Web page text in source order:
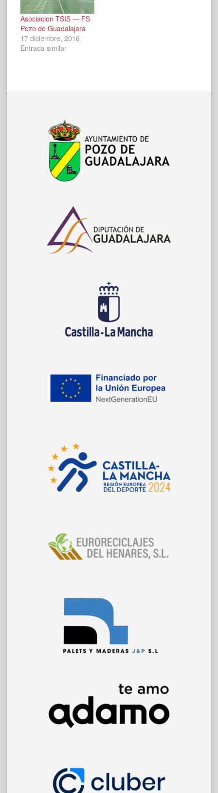
Asociacion TSIS — FS
Pozo de Guadalajara
17 diciembre, 2016
Entrada similar